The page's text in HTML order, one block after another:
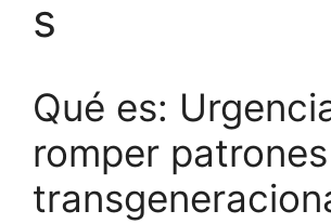
s
Qué es:
romper patrones